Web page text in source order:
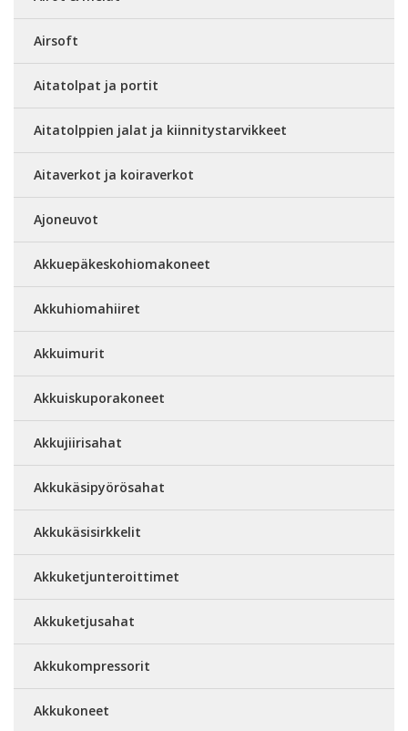
Airsoft
Aitatolpat ja portit
Aitatolppien jalat ja kiinnitystarvikkeet
Aitaverkot ja koiraverkot
Ajoneuvot
Akkuepäkeskohiomakoneet
Akkuhiomahiiret
Akkuimurit
Akkuiskuporakoneet
Akkujiirisahat
Akkukäsipyörösahat
Akkukäsisirkkelit
Akkuketjunteroittimet
Akkuketjusahat
Akkukompressorit
Akkukoneet